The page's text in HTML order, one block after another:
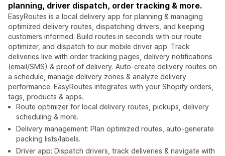
planning, driver dispatch, order tracking & more.
EasyRoutes is a local delivery app for planning & managing
optimized delivery routes, dispatching drivers, and keeping
customers informed. Build routes in seconds with our route
optimizer, and dispatch to our mobile driver app. Track
deliveries live with order tracking pages, delivery notifications
(email/SMS) & proof of delivery. Auto-create delivery routes on
a schedule, manage delivery zones & analyze delivery
performance. EasyRoutes integrates with your Shopify orders,
tags, products & apps.
Route optimizer for local delivery routes, pickups, delivery
scheduling & more.
Delivery management: Plan optimized routes, auto-generate
packing lists/labels.
Driver app: Dispatch drivers, track deliveries & navigate with